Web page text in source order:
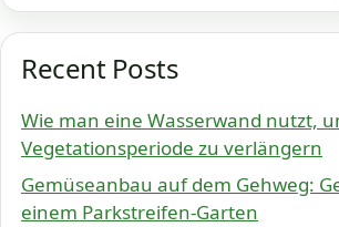
Recent Posts
Wie man eine Wasserwand nutzt,
Vegetationsperiode zu verlängern
Gemüseanbau auf dem Gehweg:
einem Parkstreifen-Garten